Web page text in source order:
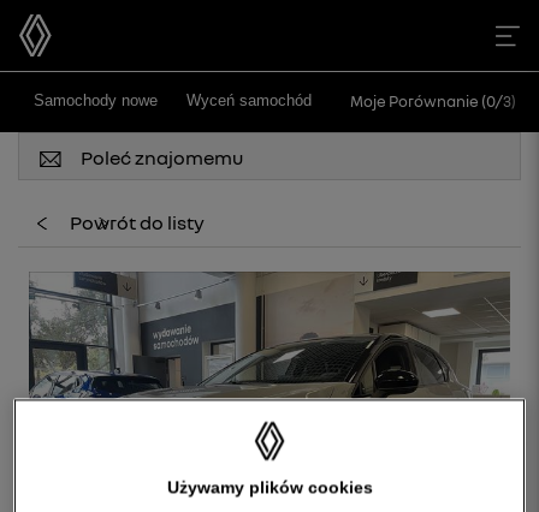
Samochody nowe Wyceń samochód Moje Porównanie (0/3)
Powrót do listy
Poleć znajomemu
Używamy plików cookies